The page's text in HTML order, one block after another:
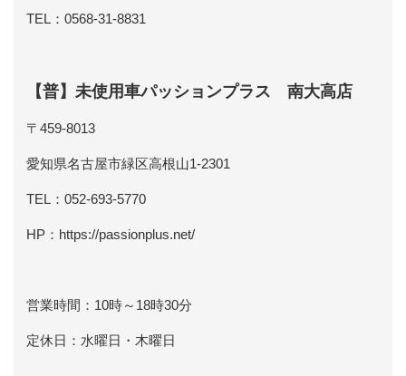
TEL：0568-31-8831
【普】未使用車パッションプラス 南大高店
〒459-8013
愛知県名古屋市緑区高根山1-2301
TEL：052-693-5770
HP：https://passionplus.net/
営業時間：10時～18時30分
定休日：水曜日・木曜日